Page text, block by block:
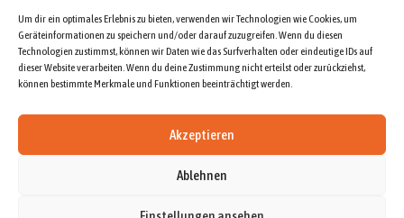
Um dir ein optimales Erlebnis zu bieten, verwenden wir Technologien wie Cookies, um
Geräteinformationen zu speichern und/oder darauf zuzugreifen. Wenn du diesen
Technologien zustimmst, können wir Daten wie das Surfverhalten oder eindeutige IDs auf
dieser Website verarbeiten. Wenn du deine Zustimmung nicht erteilst oder zurückziehst,
können bestimmte Merkmale und Funktionen beeinträchtigt werden.
Akzeptieren
Ablehnen
Datenschutzerklärung
Cookie-Richtlinie (EU)